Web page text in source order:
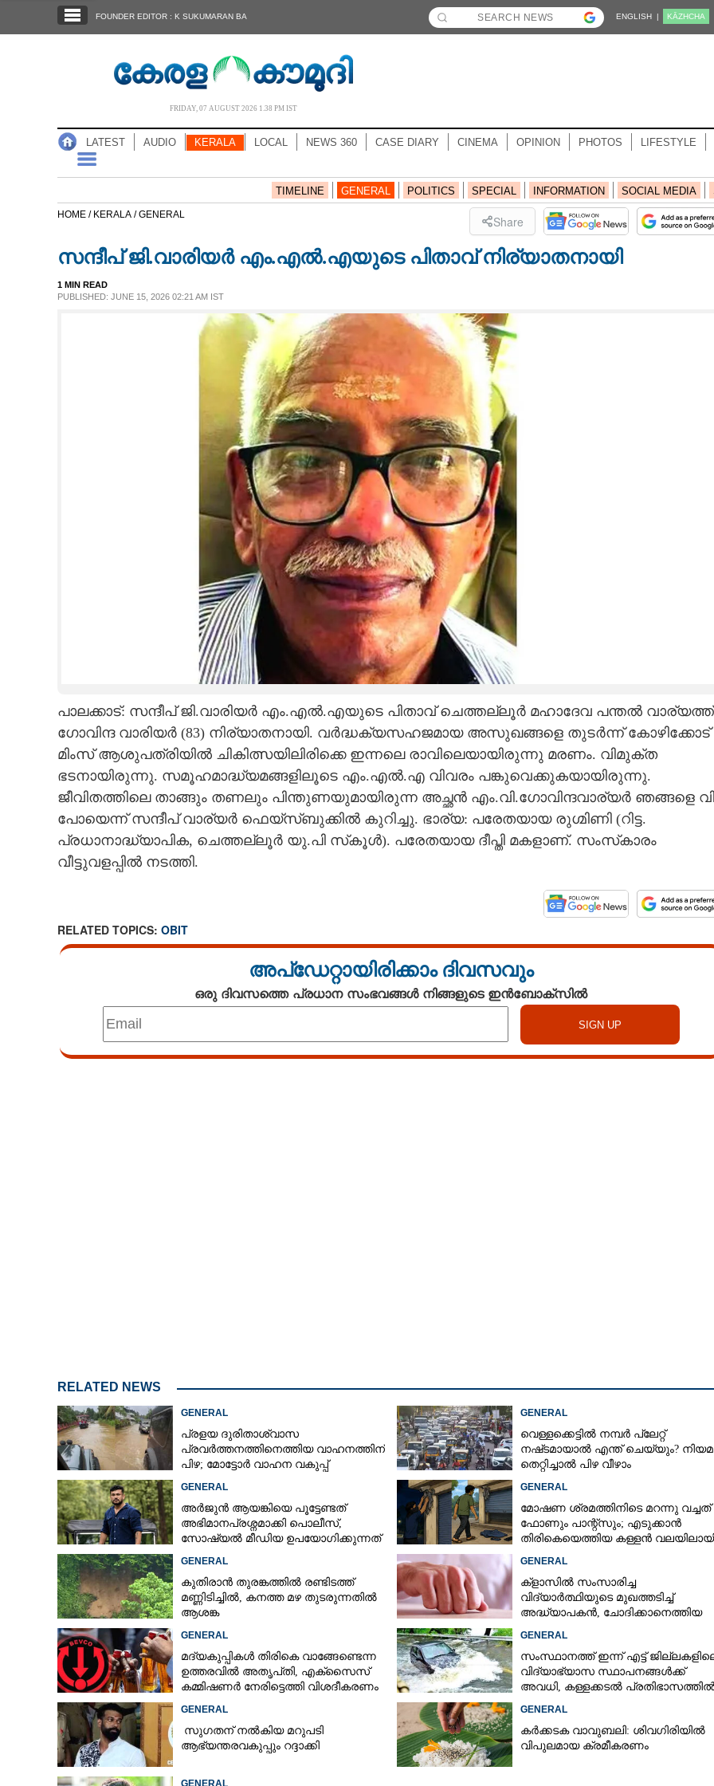
NOTIFIED NEWS
CARTOONS
FOUNDER EDITOR : K SUKUMARAN BA ENGLISH | KĀZHCHA
FRIDAY, 07 AUGUST 2026 1.38 PM IST
LATEST AUDIO KERALA LOCAL NEWS 360 CASE DIARY CINEMA OPINION PHOTOS LIFESTYLE
TIMELINE GENERAL POLITICS SPECIAL INFORMATION SOCIAL MEDIA
HOME / KERALA /GENERAL Share
സന്ദീപ് ജി.വാരിയർ എം.എൽ.എയുടെ പിതാവ് നിര്യാതനായി
1 MIN READ
PUBLISHED: JUNE 15, 2026 02:21 AM IST
പാലക്കാട്: സന്ദീപ് ജി.വാരിയർ എം.എൽ.എയുടെ പിതാവ് ചെത്തല്ലൂർ മഹാദേവ പന്തൽ വാര്യത്ത്
ഗോവിന്ദ വാരിയർ (83) നിര്യാതനായി. വർദ്ധക്യസഹജമായ അസുഖങ്ങളെ തുടർന്ന് കോഴിക്കോട്
മിംസ് ആശുപത്രിയിൽ ചികിത്സയിലിരിക്കെ ഇന്നലെ രാവിലെയായിരുന്നു മരണം. വിമുക്ത
ഭടനായിരുന്നു. സമൂഹമാദ്ധ്യമങ്ങളിലൂടെ എം.എൽ.എ വിവരം പങ്കുവെക്കുകയായിരുന്നു.
ജീവിതത്തിലെ താങ്ങും തണലും പിന്തുണയുമായിരുന്ന അച്ഛൻ എം.വി.ഗോവിന്ദവാര്യർ ഞങ്ങളെ
പോയെന്ന് സന്ദീപ് വാര്യർ ഫെയ്സ്ബുക്കിൽ കുറിച്ചു. ഭാര്യ: പരേതയായ രുഗ്മിണി (റിട്ട.
പ്രധാനാദ്ധ്യാപിക, ചെത്തല്ലൂർ യു.പി സ്‌കൂൾ). പരേതയായ ദീപ്തി മകളാണ്. സംസ്‌കാരം
വീട്ടുവളപ്പിൽ നടത്തി.
RELATED TOPICS: OBIT
അപ്ഡേറ്റായിരിക്കാം ദിവസവും
ഒരു ദിവസത്തെ പ്രധാന സംഭവങ്ങൾ നിങ്ങളുടെ ഇൻബോക്സിൽ
RELATED NEWS
GENERAL
പ്രളയ ദുരിതാശ്വാസ
പ്രവർത്തനത്തിനെത്തിയ വാഹനത്തിന്
പിഴ; മോട്ടോർ വാഹന വകുപ്പ്
GENERAL
വെള്ളക്കെട്ടിൽ നമ്പർ പ്ലേറ്റ്
നഷ്‌ടമായാൽ എന്ത് ചെയ്യും?
തെറ്റിച്ചാൽ പിഴ വീഴാം
GENERAL
അർജുൻ ആയങ്കിയെ പൂട്ടേണ്ടത്
അഭിമാനപ്രശ്നമാക്കി പൊലീസ്,
സാേഷ്യൽ മീഡിയ ഉപയോഗിക്കുന്നത്
GENERAL
മോഷണ ശ്രമത്തിനിടെ മറന്നു വച്ചത്
ഫോണും പാന്റ്സും; എടുക്കാൻ
തിരികെയെത്തിയ കള്ളൻ
GENERAL
കുതിരാൻ തുരങ്കത്തിൽ രണ്ടിടത്ത്
മണ്ണിടിച്ചിൽ, കനത്ത മഴ തുടരുന്നതിൽ
ആശങ്ക
GENERAL
ക്ളാസിൽ സംസാരിച്ച
വിദ്യാർത്ഥിയുടെ മുഖത്തടിച്ച്
അദ്ധ്യാപകൻ, ചോദിക്കാനെത്തിയ
GENERAL
മദ്യകുപ്പികൾ തിരികെ വാങ്ങേണ്ടെന്ന
ഉത്തരവിൽ അതൃപ്‌തി, എക്‌സൈസ്
കമ്മിഷണർ നേരിട്ടെത്തി വിശദീകരണം
GENERAL
സംസ്ഥാനത്ത് ഇന്ന് എട്ട്
വിദ്യാഭ്യാസ സ്ഥാപനങ്ങൾക്ക്
അവധി, കള്ളക്കടൽ
GENERAL
സുഗതന് നൽകിയ മറുപടി
ആഭ്യന്തരവകുപ്പും റദ്ദാക്കി
GENERAL
കർക്കടക വാവുബലി: ശിവഗിരിയിൽ
വിപുലമായ ക്രമീകരണം
GENERAL
Share this link